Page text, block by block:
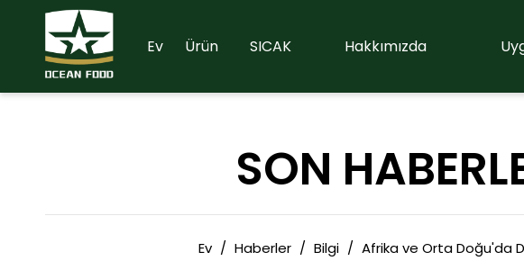
Ev Ürün SICAK Hakkımızda
SON
Ev / Haberler / Bilgi / Afrika ve Orta Doğu'da